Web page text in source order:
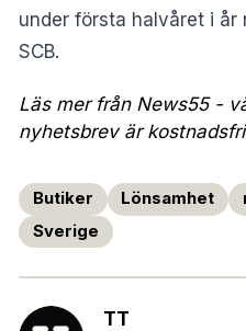
under första halvåret i år
SCB.
Läs mer från News55 -
nyhetsbrev är
Butiker Lönsamhet
Sverige
TT